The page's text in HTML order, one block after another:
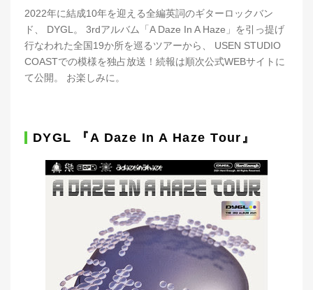
2022年に結成10年を迎える全編英詞のギターロックバン
ド、 DYGL。 3rdアルバム「A Daze In A Haze」を引っ提げ
行なわれた全国19か所を巡るツアーから、 USEN STUDIO
COASTでの模様を独占放送！続報は順次公式WEBサイトに
て公開。 お楽しみに。
DYGL 『A Daze In A Haze Tour』